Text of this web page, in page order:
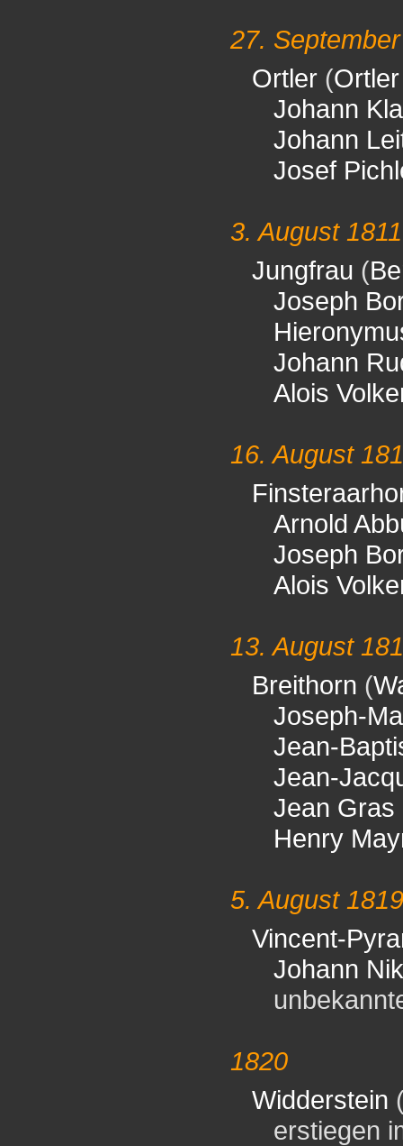
27.
Ortler (
Johann
Johann
Josef
3. August 1811
Jungfrau (
Joseph
Johann
Alois
16. August
Arnold
Joseph
Alois
13. August
Breithorn (
Joseph-
Jean-
Jean-
Jean Gras
Henry
5. August 1819
Vincent-
Johann
1820
Widderstein
erstiegen